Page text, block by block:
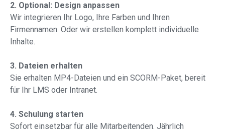
2. Optional: Design anpassen
Wir integrieren Ihr Logo, Ihre Farben und Ihren
Firmennamen. Oder wir erstellen komplett individuelle
Inhalte.
3. Dateien erhalten
Sie erhalten MP4-Dateien und ein SCORM-Paket, bereit
für Ihr LMS oder Intranet.
4. Schulung starten
Sofort einsetzbar für alle Mitarbeitenden. Jährlich